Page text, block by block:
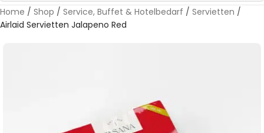
Home / Shop / Service, Buffet & Hotelbedarf / Servietten /
Airlaid Servietten Jalapeno Red